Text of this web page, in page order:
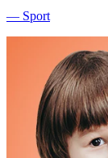
― Sport